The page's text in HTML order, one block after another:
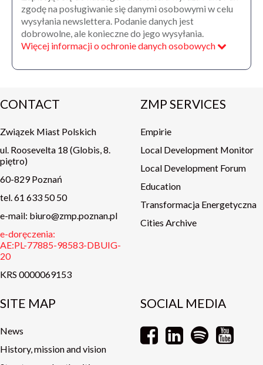
zgodę na posługiwanie się danymi osobowymi w celu
wysyłania newslettera. Podanie danych jest
dobrowolne, ale konieczne do jego wysyłania.
Więcej informacji o ochronie danych osobowych
SITE MAP
News
History, mission and vision
CONTACT
Związek Miast Polskich
ul. Roosevelta 18 (Globis, 8.
piętro)
60-829 Poznań
tel. 61 633 50 50
e-mail: biuro@zmp.poznan.pl
e-doręczenia:
AE:PL-77885-98583-DBUIG-
20
KRS 0000069153
ZMP SERVICES
Empirie
Local Development Monitor
Local Development Forum
Education
Transformacja Energetyczna
Cities Archive
SOCIAL MEDIA